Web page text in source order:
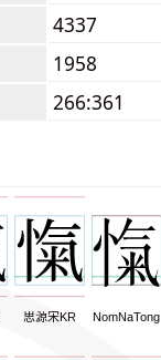
4337
1958
266:361
思源宋KR NomNaTong